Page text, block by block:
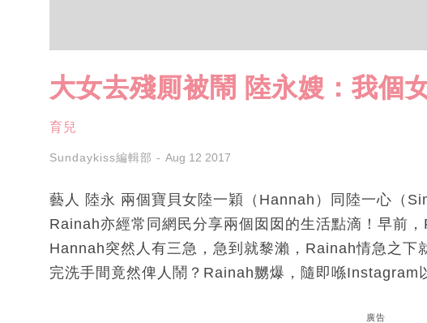
大女去殘厠被鬧 陸永嫂：我個
育兒
Sundaykiss編輯部 Aug 12 2017
藝人 陸永 兩個寶貝女陸一穎（Hannah）同陸一心（
Rainah亦經常同網民分享兩個囡囡的生活點滴！早前
Hannah突然人有三急，急到就黎瀨，Rainah情急之下
完洗手間竟然俾人鬧？Rainah嬲爆，隨即喺Instagram
廣告